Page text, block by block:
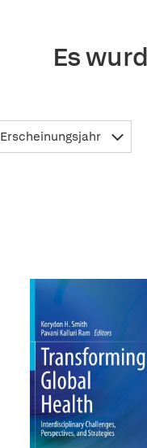
Es
Erscheinungsjahr